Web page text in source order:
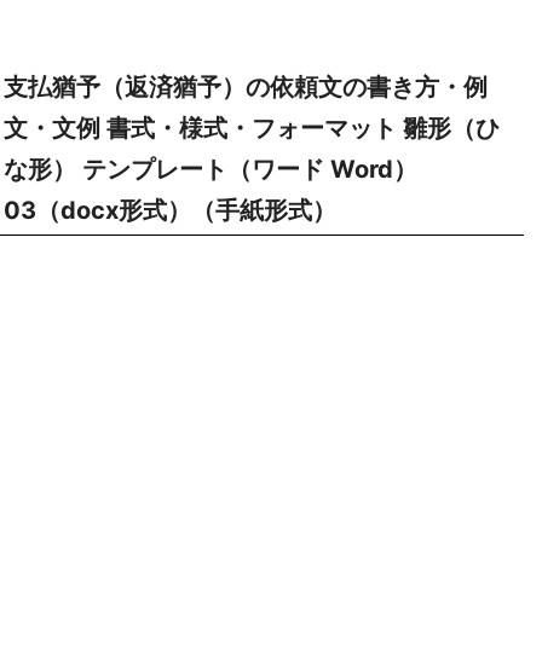
支払猶予（返済猶予）の依頼文の書き方・例
文・文例 書式・様式・フォーマット 雛形（ひ
な形） テンプレート（ワード Word）
03（docx形式）（手紙形式）